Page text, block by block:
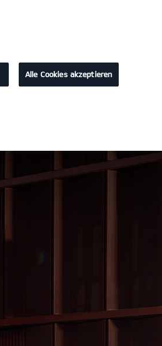
Konfigurator
Alle Cookies akzeptieren